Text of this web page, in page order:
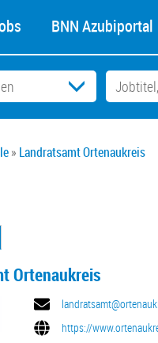
BNN Azubiportal
Landratsamt Ortenaukreis
Ortenaukreis
https://